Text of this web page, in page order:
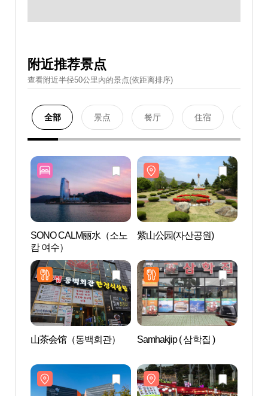
附近推荐景点
查看附近半径50公里內的景点(依距离排序)
全部 景点 餐厅 住宿
SONO CALM丽水（소노
캄 여수）
紫山公园(자산공원)
山茶会馆（동백회관） Samhakjip ( 삼학집 )